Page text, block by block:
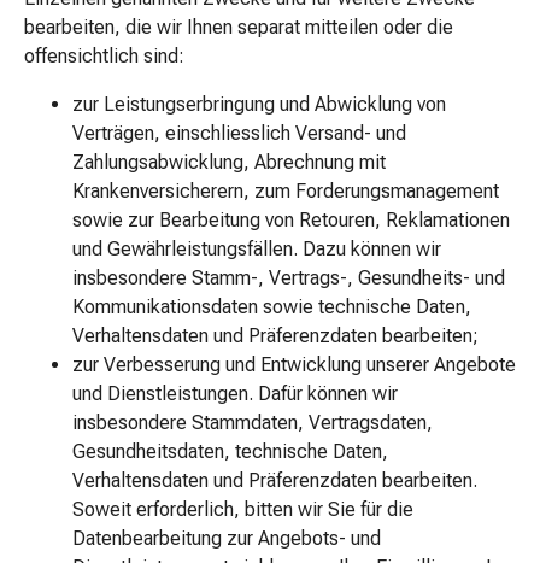
-
lotion
Handpflege
Nagelpflegegerät
Hornhautraspel
&
-
hobel
Kunstnägel
Hand-
und
Fusspflegeset
Handpflege
Stift
Nagelclipser
Nagelfeile
Nagelpflege
Nagellacke
Nagellackentferner
bearbeiten, die wir Ihnen separat mitteilen oder die
offensichtlich sind:
zur Leistungserbringung und Abwicklung von
Verträgen, einschliesslich Versand- und
Zahlungsabwicklung, Abrechnung mit
Krankenversicherern, zum Forderungsmanagement
sowie zur Bearbeitung von Retouren, Reklamationen
und Gewährleistungsfällen. Dazu können wir
insbesondere Stamm-, Vertrags-, Gesundheits- und
Kommunikationsdaten sowie technische Daten,
Verhaltensdaten und Präferenzdaten bearbeiten;
zur Verbesserung und Entwicklung unserer Angebote
und Dienstleistungen. Dafür können wir
insbesondere Stammdaten, Vertragsdaten,
Gesundheitsdaten, technische Daten,
Verhaltensdaten und Präferenzdaten bearbeiten.
Soweit erforderlich, bitten wir Sie für die
Datenbearbeitung zur Angebots- und